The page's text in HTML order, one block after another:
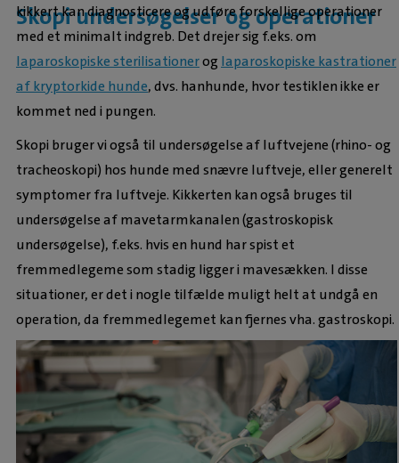
Skopi undersøgelser og operationer
kikkert kan diagnosticere og udføre forskellige operationer
med et minimalt indgreb. Det drejer sig f.eks. om
laparoskopiske sterilisationerog laparoskopiske kastrationer
af kryptorkide hunde, dvs. hanhunde, hvor testiklen ikke er
kommet ned i pungen.
Skopi bruger vi også til undersøgelse af luftvejene (rhino- og
tracheoskopi) hos hunde med snævre luftveje, eller generelt
symptomer fra luftveje. Kikkerten kan også bruges til
undersøgelse af mavetarmkanalen (gastroskopisk
undersøgelse), f.eks. hvis en hund har spist et
fremmedlegeme som stadig ligger i mavesækken. I disse
situationer, er det i nogle tilfælde muligt helt at undgå en
operation, da fremmedlegemet kan fjernes vha. gastroskopi.